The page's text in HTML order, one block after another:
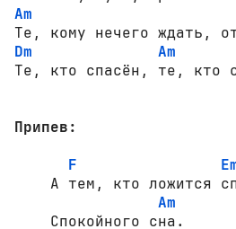
Am
Dm
Am
Те, кто спасён, те, кто
Припев:
F
А тем, кто ложится
Am